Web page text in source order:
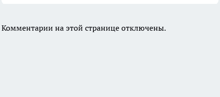
Комментарии на этой странице отключены.